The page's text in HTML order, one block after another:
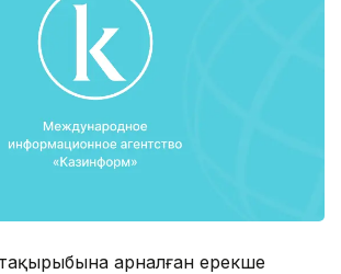
арналған ерекше